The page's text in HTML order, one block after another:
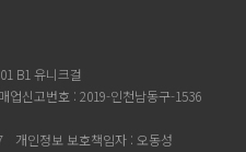
B1 유니크걸
업신고번호 : 2019-인천남동구-1536
개인정보 보호책임자 : 오동성